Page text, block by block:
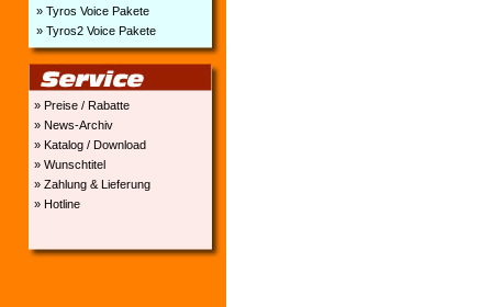
» Tyros Voice Pakete
» Tyros2 Voice Pakete
» Preise / Rabatte
» News-Archiv
» Katalog / Download
» Wunschtitel
» Zahlung & Lieferung
» Hotline